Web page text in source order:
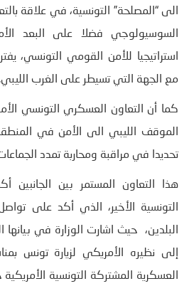
الى “المصلحة” التونسية، في علاقة
السوسيولوجي فضلا على البعد
استراتيجيا للأمن القومي التونسي،
مع الجهة التي تسيطر على الغرب الليبي.
كما أن التعاون العسكري التونسي
الموقف الليبي الى الأمن في
تحديدا في مراقبة ومحاربة تمدد الجماعات
هذا التعاون المستمر بين الجانبين
التونسية الأخير، الذي أكد على
البلدين، حيث اشارت الوزارة في
إلى نظيره الأمريكي لزيارة تونس
العسكرية المشتركة التونسية